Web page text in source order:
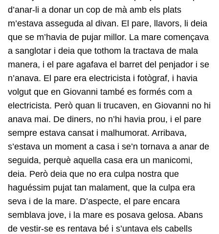
d’anar-li a donar un cop de mà amb els plats
m’estava asseguda al divan. El pare, llavors, li deia
que se m’havia de pujar millor. La mare començava
a sanglotar i deia que tothom la tractava de mala
manera, i el pare agafava el barret del penjador i se
n’anava. El pare era electricista i fotògraf, i havia
volgut que en Giovanni també es formés com a
electricista. Però quan li trucaven, en Giovanni no hi
anava mai. De diners, no n’hi havia prou, i el pare
sempre estava cansat i malhumorat. Arribava,
s’estava un moment a casa i se’n tornava a anar de
seguida, perquè aquella casa era un manicomi,
deia. Però deia que no era culpa nostra que
haguéssim pujat tan malament, que la culpa era
seva i de la mare. D’aspecte, el pare encara
semblava jove, i la mare es posava gelosa. Abans
de vestir-se es rentava bé i s’untava els cabells